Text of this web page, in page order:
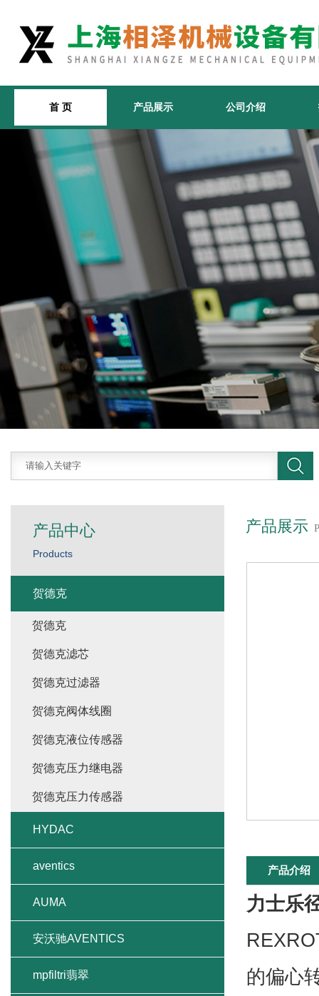
首 页 产品展示 公司介绍
产品展示
产品介绍
力士乐
的偏心
产品中心
Products
贺德克
贺德克
贺德克滤芯
贺德克过滤器
贺德克阀体线圈
贺德克液位传感器
贺德克压力继电器
贺德克压力传感器
HYDAC
aventics
AUMA
安沃驰AVENTICS
mpfiltri翡翠